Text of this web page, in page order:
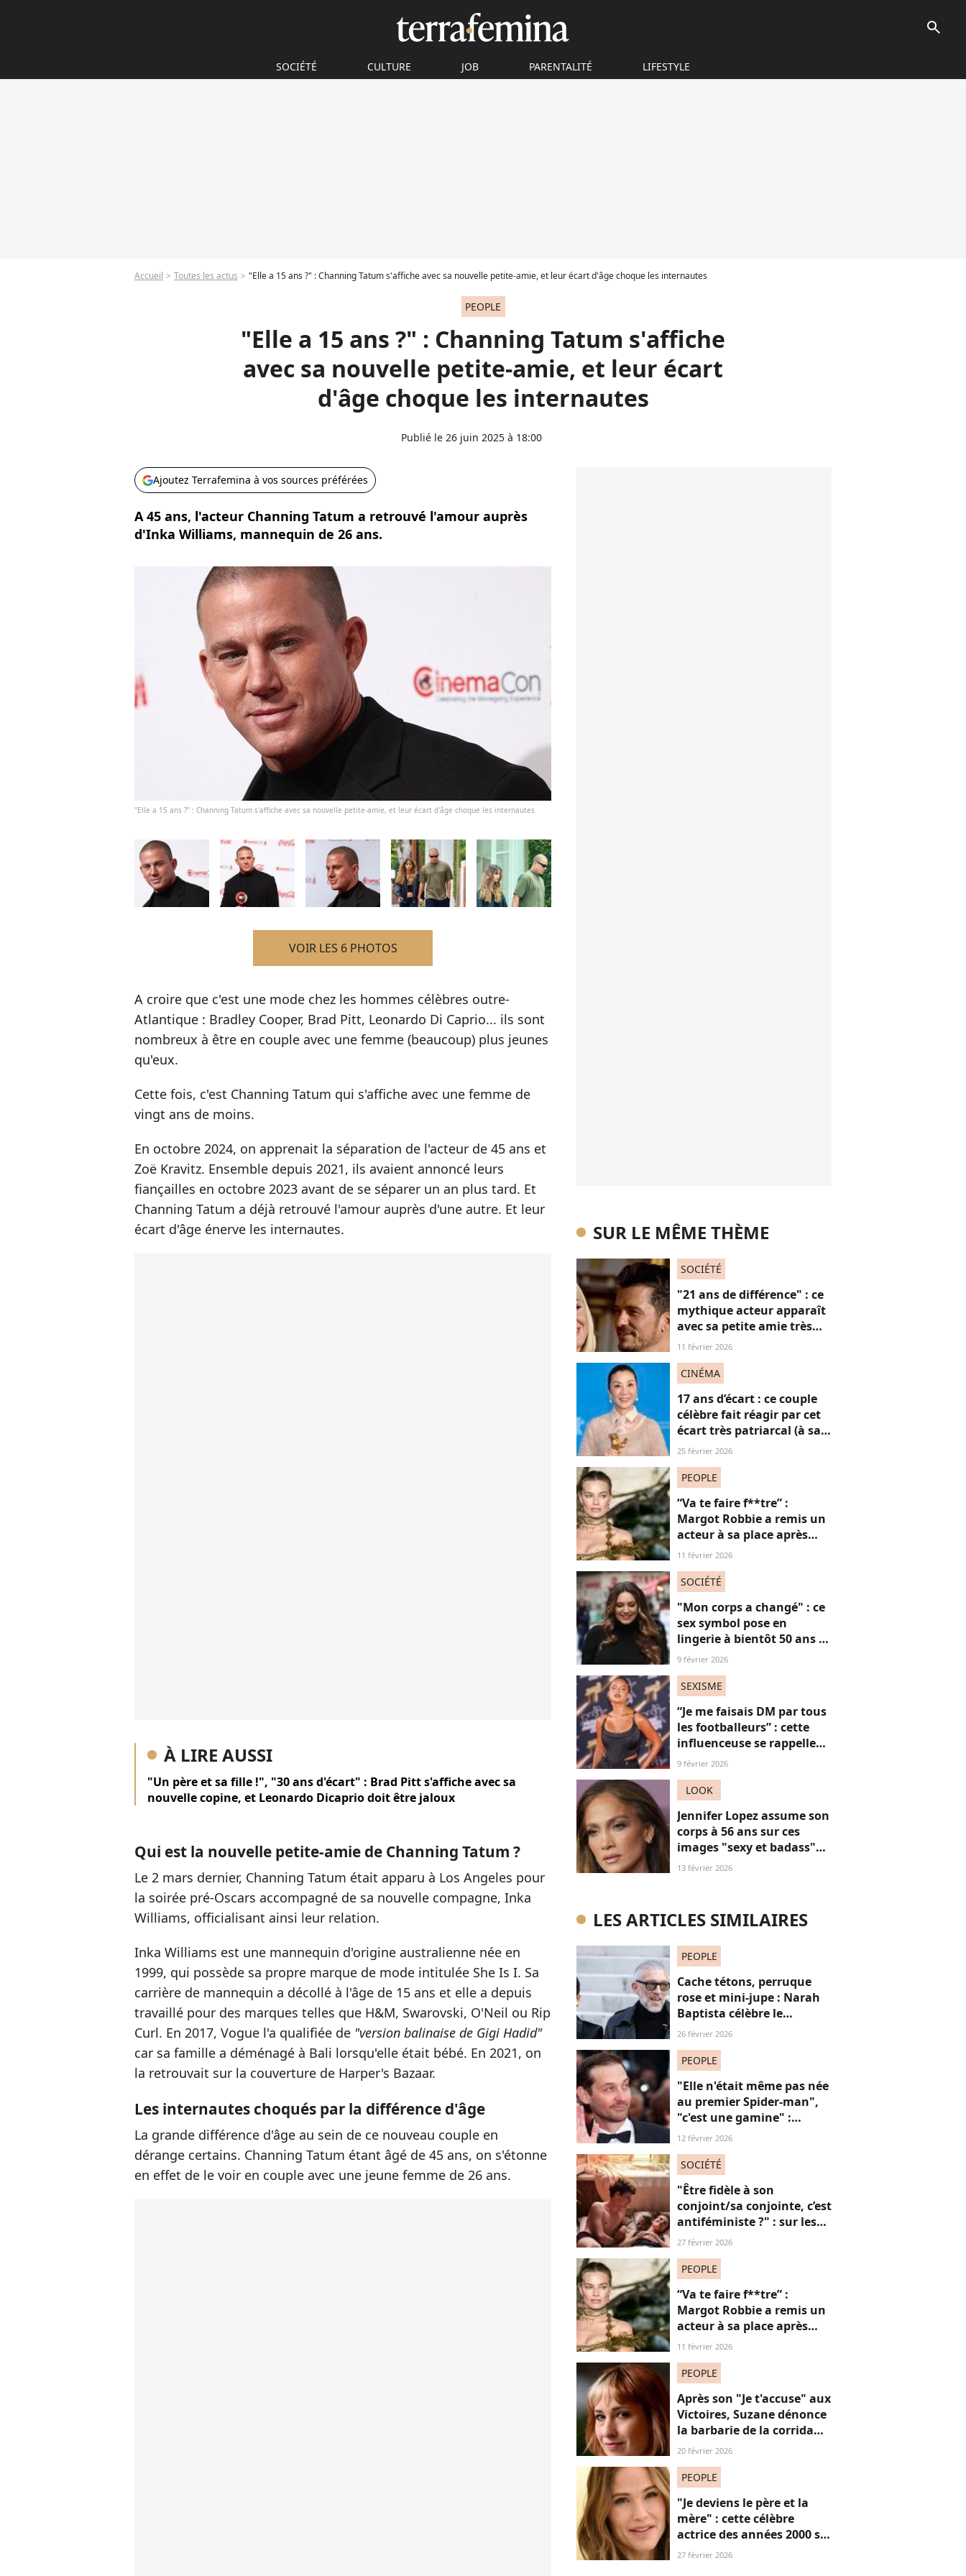
search
SOCIÉTÉ CULTURE JOB PARENTALITÉ LIFESTYLE
Accueil Toutes les actus "Elle a 15 ans ?" : Channing Tatum s'affiche avec sa nouvelle petite-amie, et leur écart d'âge choque les internautes
PEOPLE
"Elle a 15 ans ?" : Channing Tatum s'affiche
avec sa nouvelle petite-amie, et leur écart
d'âge choque les internautes
Publié le 26 juin 2025 à 18:00
Ajoutez Terrafemina à vos sources préférées
A 45 ans, l'acteur Channing Tatum a retrouvé l'amour auprès
d'Inka Williams, mannequin de 26 ans.
"Elle a 15 ans ?" : Channing Tatum s'affiche avec sa nouvelle petite-amie, et leur écart d'âge choque les internautes
VOIR LES 6 PHOTOS
A croire que c'est une mode chez les hommes célèbres outre-
Atlantique : Bradley Cooper, Brad Pitt, Leonardo Di Caprio... ils sont
nombreux à être en couple avec une femme (beaucoup) plus jeunes
qu'eux.
Cette fois, c'est Channing Tatum qui s'affiche avec une femme de
vingt ans de moins.
En octobre 2024, on apprenait la séparation de l'acteur de 45 ans et
Zoë Kravitz. Ensemble depuis 2021, ils avaient annoncé leurs
fiançailles en octobre 2023 avant de se séparer un an plus tard. Et
Channing Tatum a déjà retrouvé l'amour auprès d'une autre. Et leur
écart d'âge énerve les internautes.
À LIRE AUSSI
"Un père et sa fille !", "30 ans d'écart" : Brad Pitt s'affiche avec sa
nouvelle copine, et Leonardo Dicaprio doit être jaloux
Qui est la nouvelle petite-amie de Channing Tatum ?
Le 2 mars dernier, Channing Tatum était apparu à Los Angeles pour
la soirée pré-Oscars accompagné de sa nouvelle compagne, Inka
Williams, officialisant ainsi leur relation.
Inka Williams est une mannequin d'origine australienne née en
1999, qui possède sa propre marque de mode intitulée She Is I. Sa
carrière de mannequin a décollé à l'âge de 15 ans et elle a depuis
travaillé pour des marques telles que H&M, Swarovski, O'Neil ou Rip
Curl. En 2017, Vogue l'a qualifiée de "version balinaise de Gigi Hadid"
car sa famille a déménagé à Bali lorsqu'elle était bébé. En 2021, on
la retrouvait sur la couverture de Harper's Bazaar.
Les internautes choqués par la différence d'âge
La grande différence d'âge au sein de ce nouveau couple en
dérange certains. Channing Tatum étant âgé de 45 ans, on s'étonne
en effet de le voir en couple avec une jeune femme de 26 ans.
SUR LE MÊME THÈME
SOCIÉTÉ
"21 ans de différence" : ce
mythique acteur apparaît
avec sa petite amie très
"cadette", un écart d'âge
Léo)
11 février 2026
CINÉMA
17 ans d’écart : ce couple
célèbre fait réagir par cet
écart très patriarcal (à sa
tête, une grande actrice
25 février 2026
PEOPLE
“Va te faire f**tre” :
Margot Robbie a remis un
acteur à sa place après
qu’il lui a conseillé de
11 février 2026
SOCIÉTÉ
"Mon corps a changé" : ce
sex symbol pose en
lingerie à bientôt 50 ans et
défend ses courbes "body
9 février 2026
SEXISME
“Je me faisais DM par tous
les footballeurs” : cette
influenceuse se rappelle
l’hypersexualisation
14 ans
9 février 2026
LOOK
Jennifer Lopez assume son
corps à 56 ans sur ces
images "sexy et badass"
mais ça ne plaît pas à tout
13 février 2026
LES ARTICLES SIMILAIRES
PEOPLE
Cache tétons, perruque
rose et mini-jupe : Narah
Baptista célèbre le
carnaval de Rio avec son
de 30 ans son aîné
26 février 2026
PEOPLE
"Elle n'était même pas née
au premier Spider-man",
"c'est une gamine" :
l'apparition de cet acteur
ans de moins que lui
suscite la critique
12 février 2026
SOCIÉTÉ
"Être fidèle à son
conjoint/sa conjointe, c’est
antiféministe ?" : sur les
réseaux sociaux, cette
27 février 2026
PEOPLE
“Va te faire f**tre” :
Margot Robbie a remis un
acteur à sa place après
qu’il lui a conseillé de
11 février 2026
PEOPLE
Après son "Je t'accuse" aux
Victoires, Suzane dénonce
la barbarie de la corrida
avec cette reprise iconique
20 février 2026
PEOPLE
"Je deviens le père et la
mère" : cette célèbre
actrice des années 2000 se
confie sur sa vie de parent
27 février 2026